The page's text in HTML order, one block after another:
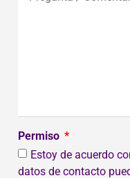
Permiso
Estoy de acuerdo
datos de contacto